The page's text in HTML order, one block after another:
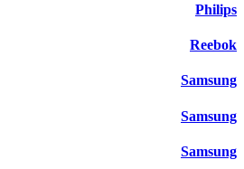
Philips
Reebok
Samsung
Samsung
Samsung